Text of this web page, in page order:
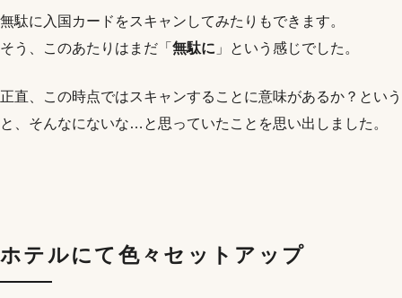
無駄に入国カードをスキャンしてみたりもできます。
そう、このあたりはまだ「 無駄に 」という感じでした。
正直、この時点ではスキャンすることに意味があるか？という
と、そんなにないな…と思っていたことを思い出しました。
ホテルにて色々セットアップ